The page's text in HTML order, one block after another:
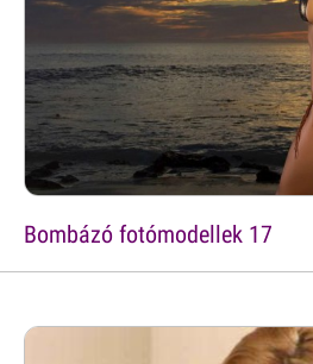
Bombázó fotómodellek 17